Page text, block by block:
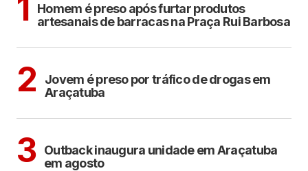
1
Homem é preso após furtar produtos
artesanais de barracas na Praça Rui Barbosa
2
Jovem é preso por tráfico de drogas em
Araçatuba
3 Outback inaugura unidade em Araçatuba
em agosto